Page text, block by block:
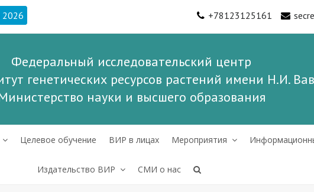
2026 +78123125161
Федеральный исследовательский центр
генетических ресурсов растений имени Н.И.
науки и высшего образования
Целевое обучение ВИР в лицах Мероприятия
Издательство ВИР СМИ о нас